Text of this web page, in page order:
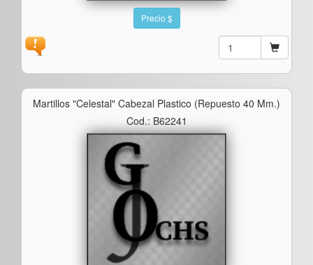
Precio $
Martillos "celestal" Cabezal Plastico (repuesto 40 Mm.)
Cod.: B62241